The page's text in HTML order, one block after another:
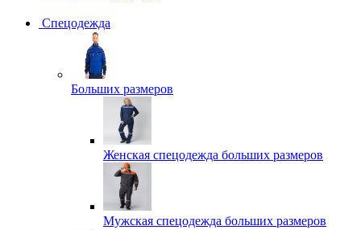
Спецодежда
Больших размеров
Женская спецодежда больших размеров
Мужская спецодежда больших размеров